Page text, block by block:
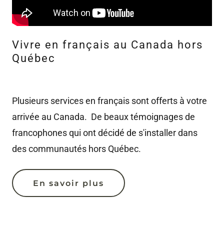
Vivre en français au Canada hors
Québec
Plusieurs services en français sont offerts à votre
arrivée au Canada. De beaux témoignages de
francophones qui ont décidé de s'installer dans
des communautés hors Québec.
En savoir plus